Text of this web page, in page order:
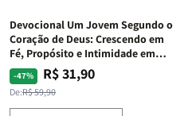
Devocional Um Jovem Segundo o
Coração de Deus: Crescendo em
Fé, Propósito e Intimidade em
Deus
-47%
Preço
normal
De:R$ 59,90
Preço
promocional
R$ 31,90